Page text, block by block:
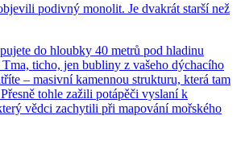
podivný monolit. Je dvakrát starší než
do hloubky 40 metrů pod hladinu
ticho, jen bubliny z vašeho dýchacího
– masivní kamennou strukturu, která tam
tohle zažili potápěči vyslaní k
vědci zachytili při mapování mořského